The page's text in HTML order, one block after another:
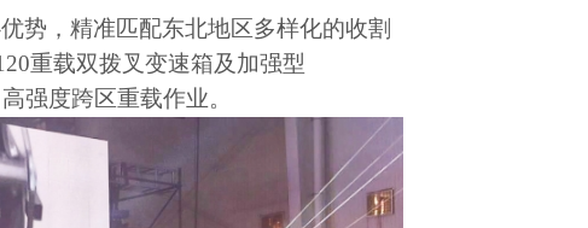
势，精准匹配东北地区多样化的收割
重载双拨叉变速箱及加强型
强度跨区重载作业。